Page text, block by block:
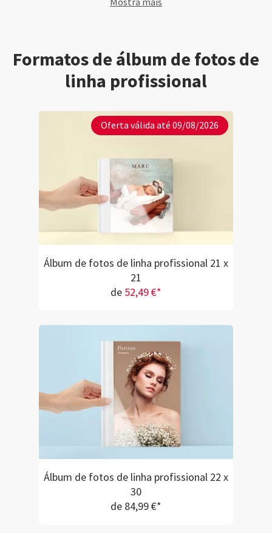
totalmente
elevada
opções para
medida.
Mostra mais
Formatos de álbum de fotos de
linha profissional
Oferta válida até 09/08/2026
Álbum de fotos de linha profissional 21 x
21
de 52,49 €*
Álbum de fotos de linha profissional 22 x
30
de 84,99 €*